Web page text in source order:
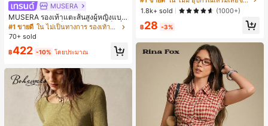
MUSERA
MUSERA รองเท้าแตะส้นสูงผู้หญิงแบบ
มิวล์ หัวกลม ส้นเข็ม ลายม้าลาย เซ็กซี่ เ
ปิดหน้าเท้า โชว์นิ้วเท้า สำหรับปาร์ตี้ไน
#1 ขายดี
ใน ไม่เป็นทางการ รองเท้าแตะผู้หญิง
70+ sold
฿422 -10% โดยประมาณ
าสต่างๆ สิ่งจำเป็นสำหรับฤดูร้อน
1.8k+ sold
(1000+)
฿28 -3%